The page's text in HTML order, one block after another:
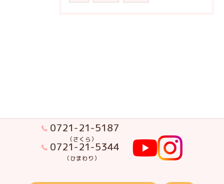
0721-21-5187
（さくら）
0721-21-5344
（ひまわり）